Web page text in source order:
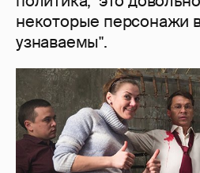
некоторые персонажи
узнаваемы".